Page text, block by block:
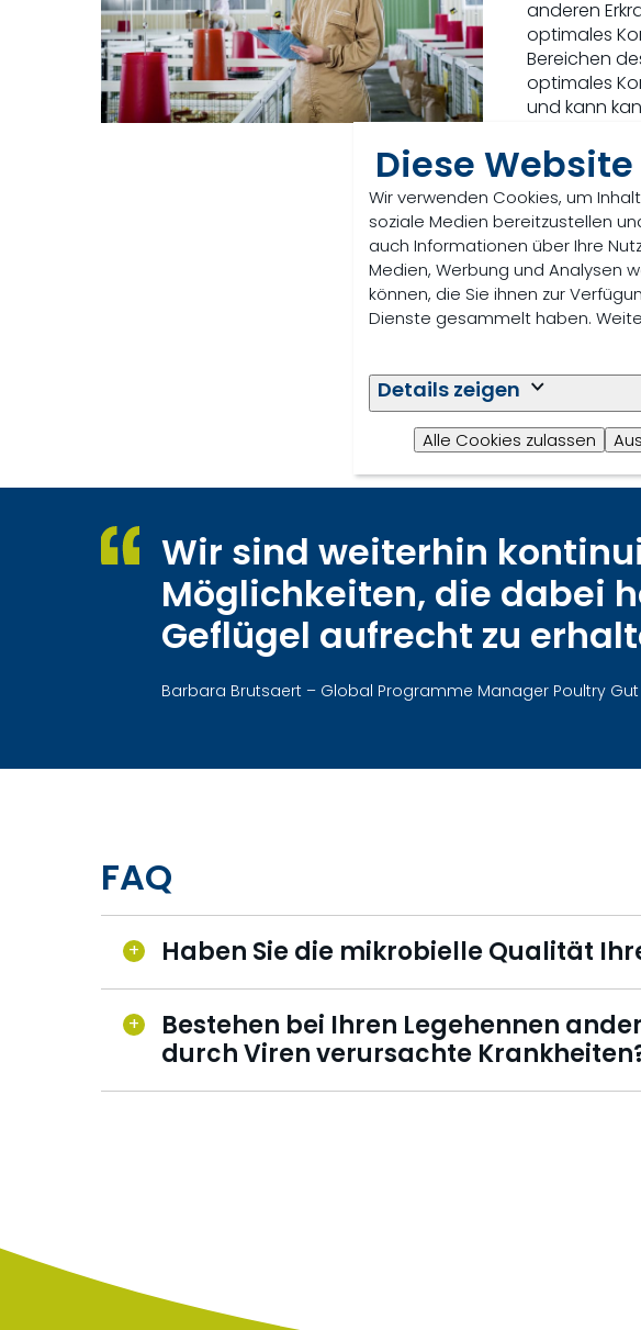
Diese
Wir verwenden Cookies, um
soziale Medien bereitzustellen
auch Informationen über Ihre
Medien, Werbung und Analysen
können, die Sie ihnen zur
Dienste gesammelt haben.
Details zeigen
Alle Cookies zulassen
anderen
optimales
Bereichen
optimales
und kann
Sterblichkeit.
Antibiotika
Wir sind weiterhin
Möglichkeiten, die dabei
Geflügel aufrecht zu
Barbara Brutsaert – Global Programme Manager Poultry Gut
FAQ
Haben Sie die mikrobielle Qualität
Bestehen bei Ihren Legehennen
durch Viren verursachte